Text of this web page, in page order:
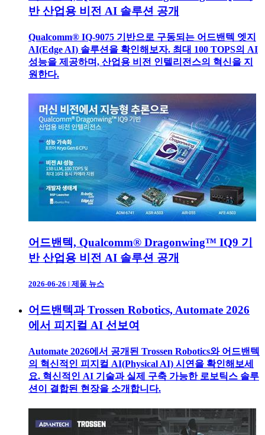
반 산업용 비전 AI 솔루션 공개
Qualcomm® IQ-9075 기반으로 구동되는 어드밴텍 엣지
AI(Edge AI) 솔루션을 확인해보자. 최대 100 TOPS의 AI
성능을 제공하며, 산업용 비전 인텔리전스의 혁신을 지
원한다.
어드밴텍, Qualcomm® Dragonwing™ IQ9 기
반 산업용 비전 AI 솔루션 공개
2026-06-26 | 제품 뉴스
어드밴텍과 Trossen Robotics, Automate 2026
에서 피지컬 AI 선보여
Automate 2026에서 공개된 Trossen Robotics와 어드밴텍
의 혁신적인 피지컬 AI(Physical AI) 시연을 확인해보세
요. 혁신적인 AI 기술과 실제 구축 가능한 로보틱스 솔루
션이 결합된 현장을 소개합니다.